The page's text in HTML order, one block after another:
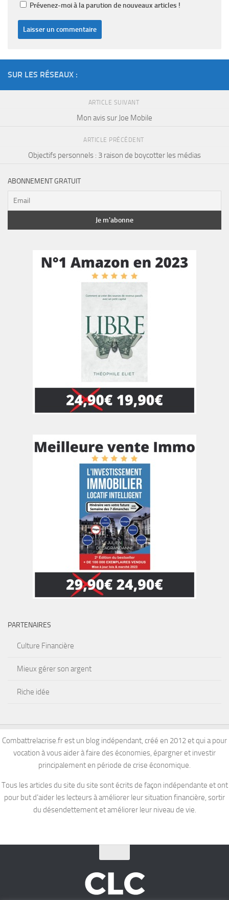
Prévenez-moi à la parution de nouveaux articles !
SUR LES RÉSEAUX :
ARTICLE SUIVANT
Mon avis sur Joe Mobile
ARTICLE PRÉCÉDENT
Objectifs personnels : 3 raison de boycotter les médias
ABONNEMENT GRATUIT
PARTENAIRES
Culture Financière
Mieux gérer son argent
Riche idée
Combattrelacrise.fr est un blog indépendant, créé en 2012 et qui a pour
vocation à vous aider à faire des économies, épargner et investir
principalement en période de crise économique.
Tous les articles du site du site sont écrits de façon indépendante et ont
pour but d’aider les lecteurs à améliorer leur situation financière, sortir
du désendettement et améliorer leur niveau de vie.